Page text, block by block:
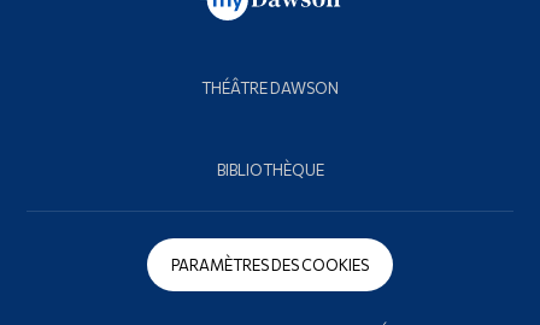
THÉÂTRE DAWSON
BIBLIOTHÈQUE
PARAMÈTRES DES COOKIES